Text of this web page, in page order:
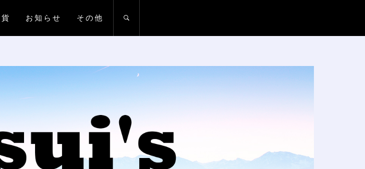
お知らせ その他
通貨FXブログ